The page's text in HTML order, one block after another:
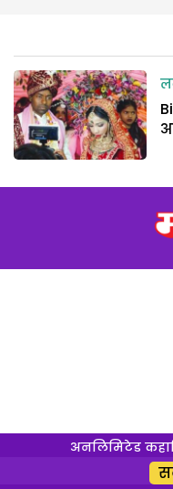
अनलिमिटेड